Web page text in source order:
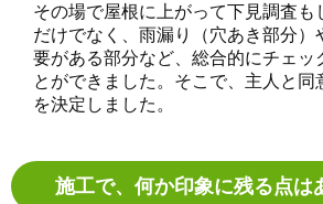
その場で屋根に上がって下見調査も
だけでなく、雨漏り（穴あき部分）
要がある部分など、総合的にチェッ
とができました。そこで、主人と同
を決定しました。
施工で、何か印象に残る点は